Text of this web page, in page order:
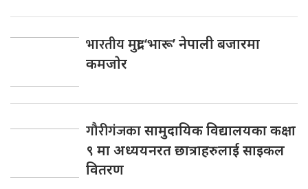
भारतीयमुद्रा ‘भारू’ नेपाली बजारमा
कमजाेर
गौरीगंजकासामुदायिक विद्यालयका कक्षा
९ मा अध्ययनरत छात्राहरुलाई साइकल
वितरण